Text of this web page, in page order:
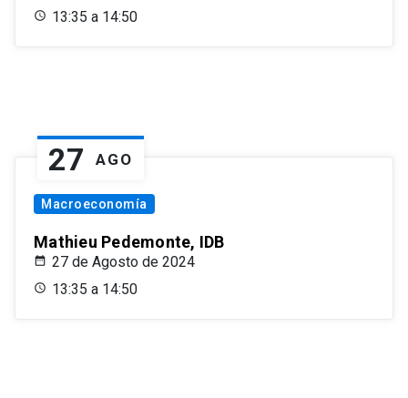
13:35 a 14:50
27 AGO
Macroeconomía
Mathieu Pedemonte, IDB
27 de Agosto de 2024
13:35 a 14:50